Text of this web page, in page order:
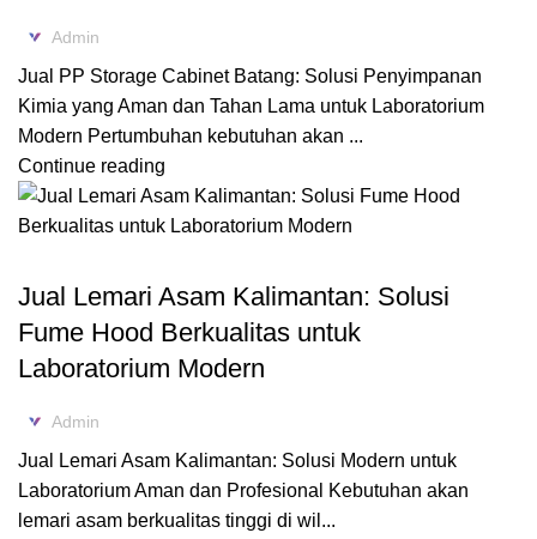
Admin
Jual PP Storage Cabinet Batang: Solusi Penyimpanan
Kimia yang Aman dan Tahan Lama untuk Laboratorium
Modern Pertumbuhan kebutuhan akan ...
Continue reading
Jual Lemari Asam Kalimantan: Solusi
Fume Hood Berkualitas untuk
Laboratorium Modern
Admin
Jual Lemari Asam Kalimantan: Solusi Modern untuk
Laboratorium Aman dan Profesional Kebutuhan akan
lemari asam berkualitas tinggi di wil...